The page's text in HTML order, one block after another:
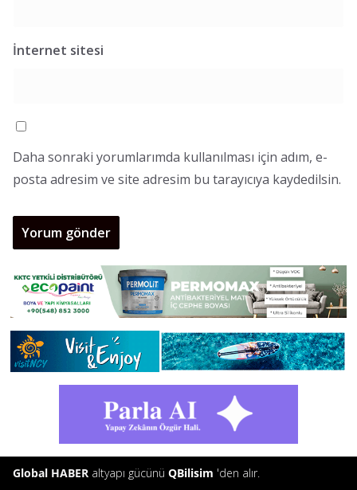
İnternet sitesi
Daha sonraki yorumlarımda kullanılması için adım, e-
posta adresim ve site adresim bu tarayıcıya kaydedilsin.
Global HABER altyapı gücünü QBilisim 'den alır.